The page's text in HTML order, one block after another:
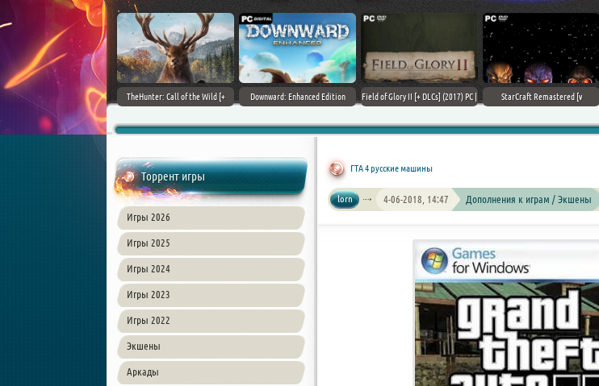
World [v 1.11.4 + DLCs] (2017)
PC | Лицензия
TheHunter: Call of the Wild [+
Downward: Enhanced Edition
Field of Glory II [+ DLCs] (2017) PC |
StarCraft Remastered [v
Торрент игры
Игры 2026
Игры 2025
Игры 2024
Игры 2023
Игры 2022
Экшены
Аркады
ГТА 4 русские машины
lorn 4-06-2018, 14:47 Дополнения к играм / Экшены